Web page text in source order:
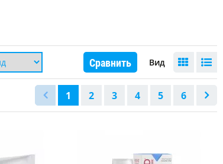
Вид
Сравнить
1 2 3 4 5 6